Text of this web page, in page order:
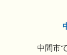
中間市